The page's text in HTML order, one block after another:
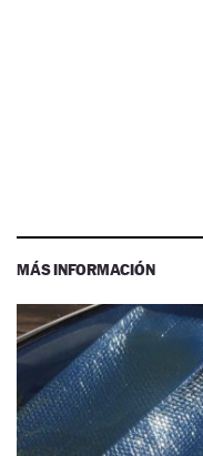
MÁS INFORMACIÓN